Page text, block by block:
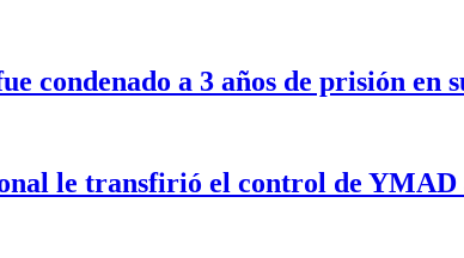
condenado a 3 años de prisión en
le transfirió el control de